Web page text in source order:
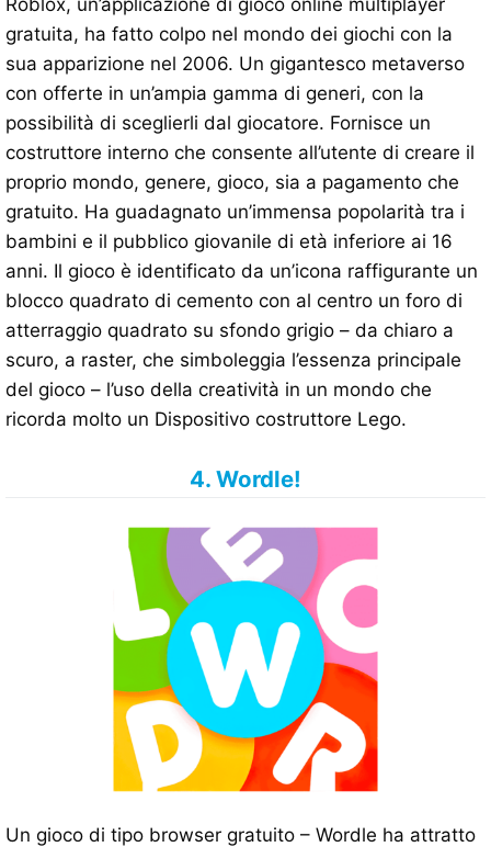
gratuita, ha fatto colpo nel mondo dei giochi con la
sua apparizione nel 2006. Un gigantesco metaverso
con offerte in un’ampia gamma di generi, con la
possibilità di sceglierli dal giocatore. Fornisce un
costruttore interno che consente all’utente di creare il
proprio mondo, genere, gioco, sia a pagamento che
gratuito. Ha guadagnato un’immensa popolarità tra i
bambini e il pubblico giovanile di età inferiore ai 16
anni. Il gioco è identificato da un’icona raffigurante un
blocco quadrato di cemento con al centro un foro di
atterraggio quadrato su sfondo grigio – da chiaro a
scuro, a raster, che simboleggia l’essenza principale
del gioco – l’uso della creatività in un mondo che
ricorda molto un Dispositivo costruttore Lego.
4. Wordle!
Un gioco di tipo browser gratuito – Wordle ha attratto